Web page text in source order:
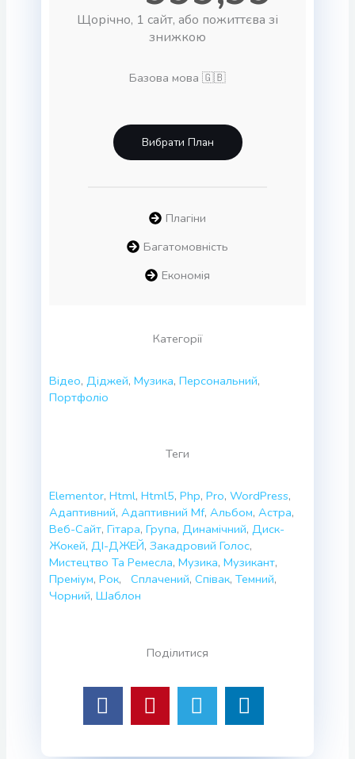
Щорічно, 1 сайт, або пожиттєва зі
знижкою
Базова мова 🇬🇧
Вибрати План
Плагіни
Багатомовність
Економія
Категорії
Відео,Діджей,Музика,Персональний,
Портфоліо
Теги
Elementor,Html,Html5,Php,Pro,WordPress,
Адаптивний,Адаптивний Mf,Альбом,Астра,
Веб-Сайт,Гітара,Група,Динамічний,Диск-
Жокeй,ДІ-ДЖЕЙ,Закадровий Голос,
Мистецтво Та Ремесла,Музика,Музикант,
Преміум,Рок,Сплачений,Співак,Темний,
Чорний,Шаблон
Поділитися